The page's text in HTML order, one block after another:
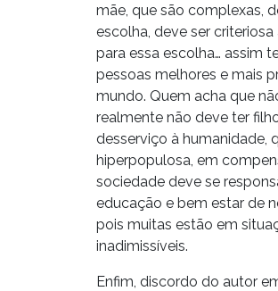
mãe, que são complexas,
escolha, deve ser criteriosa
para essa escolha… assim
pessoas melhores e mais
mundo. Quem acha que
realmente não deve ter
desserviço à humanidade,
hiperpopulosa, em
sociedade deve se
educação e bem estar de
pois muitas estão em
inadimissíveis.
Enfim, discordo do autor